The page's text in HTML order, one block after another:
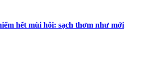
hết mùi hôi: sạch thơm như mới